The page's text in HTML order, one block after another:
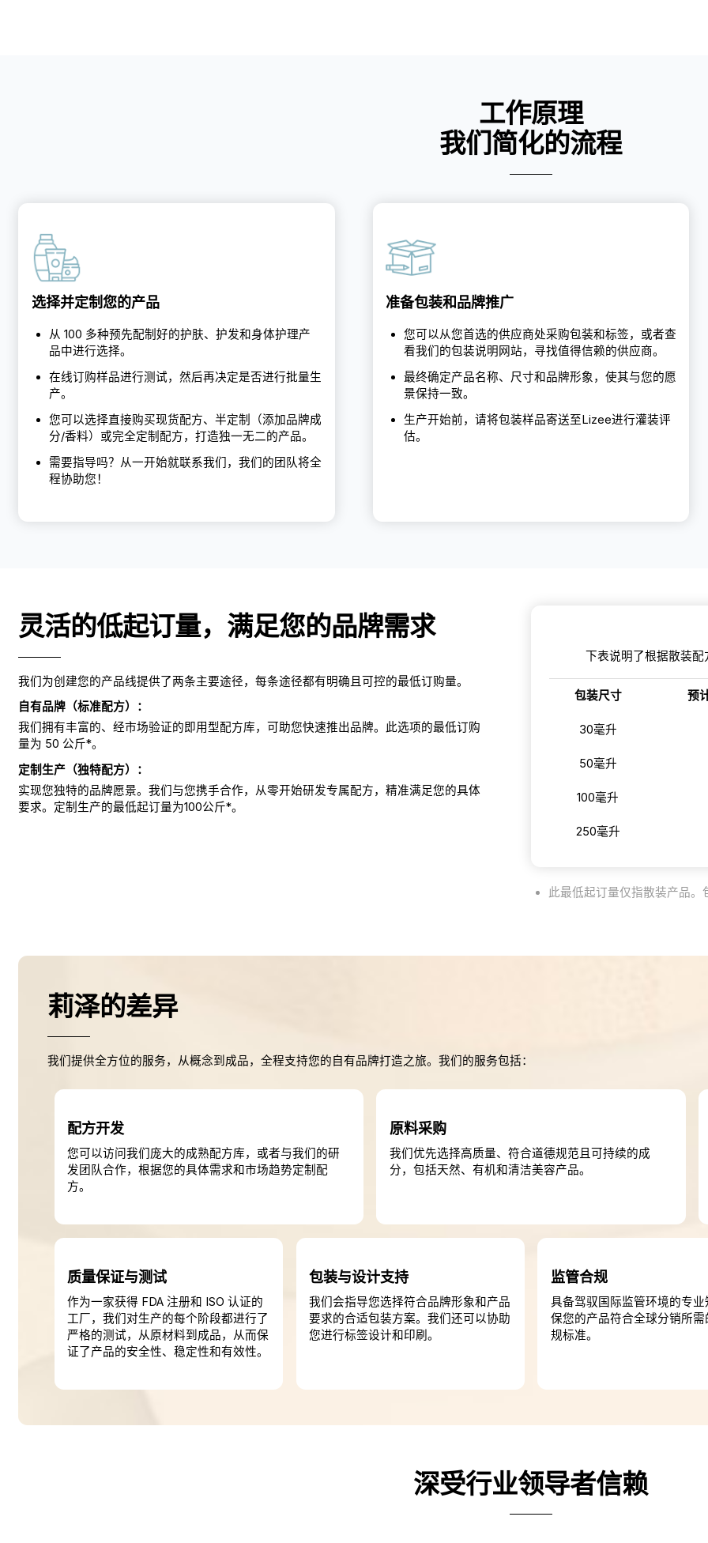
工作原理
我们简化的流程
选择并定制您的产品
从 100 多种预先配制好的护肤、护发和身体护理产
品中进行选择。
在线订购样品进行测试，然后再决定是否进行批量生
产。
您可以选择直接购买现货配方、半定制（添加品牌成
分/香料）或完全定制配方，打造独一无二的产品。
需要指导吗？从一开始就联系我们，我们的团队将全
程协助您！
准备包装和品牌推广
您可以从您首选的供应商处采购包装和标签，或者查
看我们的包装说明网站，寻找值得信赖的供应商。
最终确定产品名称、尺寸和品牌形象，使其与您的愿
景保持一致。
生产开始前，请将包装样品寄送至Lizee进行灌装评
估。
灵活的低起订量，满足您的品牌需求
我们为创建您的产品线提供了两条主要途径，每条途径都有明确且可控的最低订购量。
自有品牌（标准配方）：
我们拥有丰富的、经市场验证的即用型配方库，可助您快速推出品牌。此选项的最低订购
量为 50 公斤*。
定制生产（独特配方）：
实现您独特的品牌愿景。我们与您携手合作，从零开始研发专属配方，精准满足您的具体
要求。定制生产的最低起订量为100公斤*。
下表说明了根据散装
包装尺寸 预
30毫升
50毫升
100毫升
250毫升
此最低起订量仅指散装产品
莉泽的差异
我们提供全方位的服务，从概念到成品，全程支持您的自有品牌打造之旅。我们的服务包括：
配方开发
您可以访问我们庞大的成熟配方库，或者与我们的研
发团队合作，根据您的具体需求和市场趋势定制配
方。
原料采购
我们优先选择高质量、符合道德规范且可持续的成
分，包括天然、有机和清洁美容产品。
质量保证与测试
作为一家获得 FDA 注册和 ISO 认证的
工厂，我们对生产的每个阶段都进行了
严格的测试，从原材料到成品，从而保
证了产品的安全性、稳定性和有效性。
包装与设计支持
我们会指导您选择符合品牌形象和产品
要求的合适包装方案。我们还可以协助
您进行标签设计和印刷。
监管合规
具备驾驭国际监管环境的专
保您的产品符合全球分销所
规标准。
深受行业领导者信赖